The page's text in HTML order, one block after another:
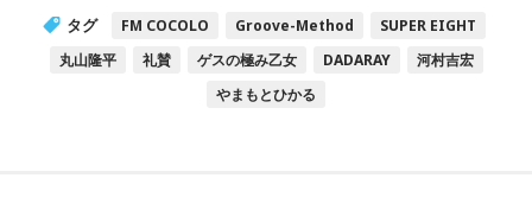
タグ FM COCOLO Groove-Method
SUPER EIGHT
丸山隆平
礼賛 ゲスの極み乙女 DADARAY
河村吉宏
やまもとひかる